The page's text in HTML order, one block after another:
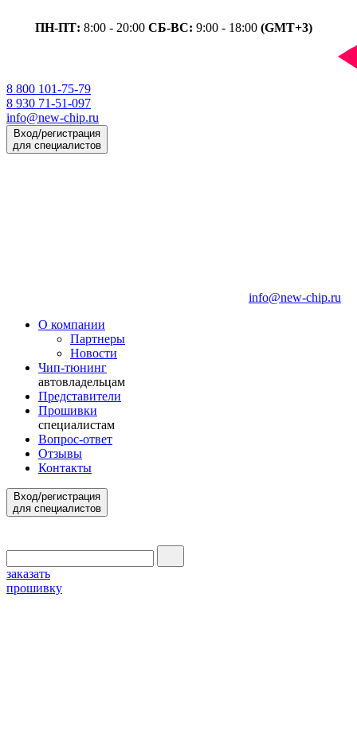
ПН-ПТ: 8:00 - 20:00 СБ-ВС: 9:00 - 18:00 (GMT+3)
8 800 101-75-79
8 930 71-51-097
info@new-chip.ru
Вход/регистрация
для специалистов
info@new-chip.ru
О компании
Партнеры
Новости
Чип-тюнинг
автовладельцам
Представители
Прошивки
специалистам
Вопрос-ответ
Отзывы
Контакты
Вход/регистрация
для специалистов
заказать
прошивку